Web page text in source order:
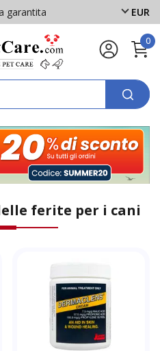
garantita EUR
0
ferite per i cani